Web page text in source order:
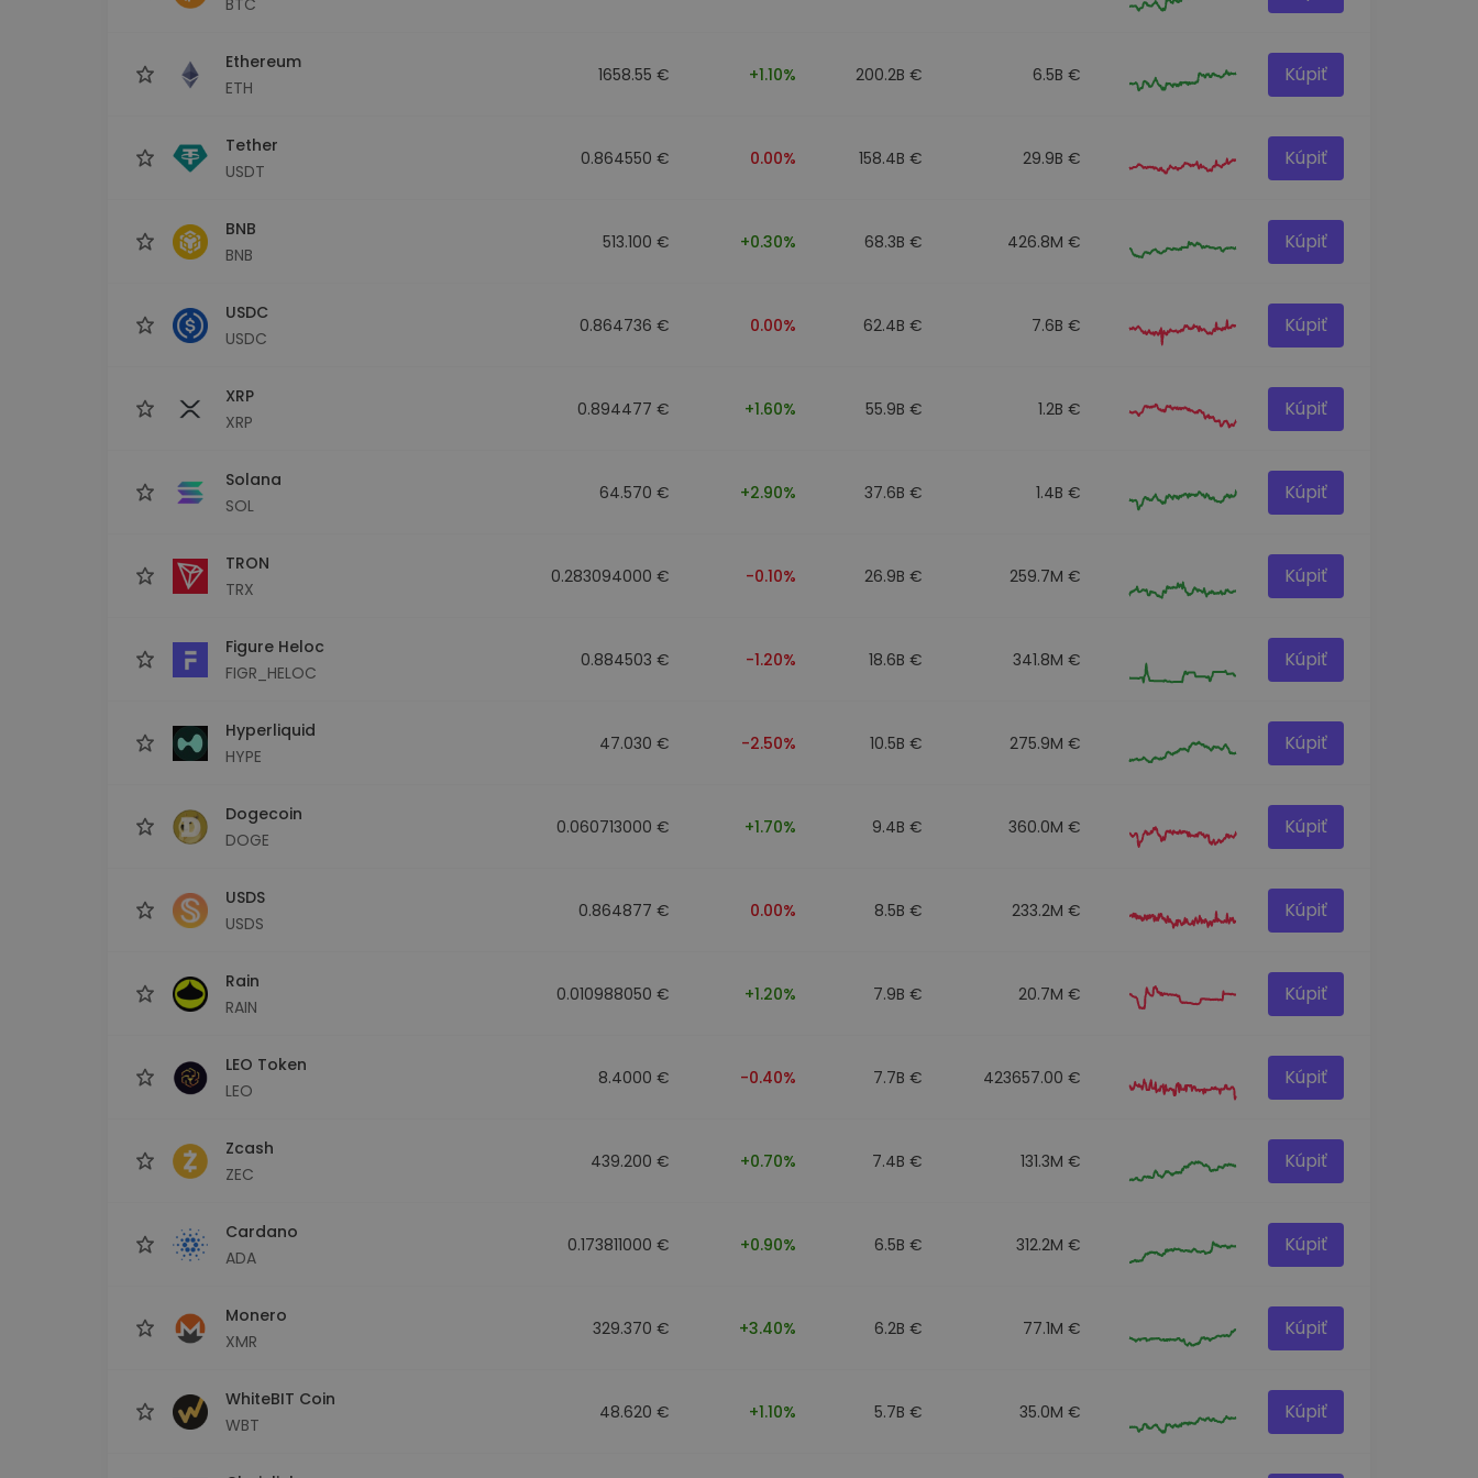
Ethereum
ETH
1658.55 € +1.10% 200.2B € 6.5B € Kúpiť
Tether
USDT
0.864550 € 0.00% 158.4B € 29.9B € Kúpiť
BNB
BNB
513.100 € +0.30% 68.3B € 426.8M € Kúpiť
USDC
USDC
0.864736 € 0.00% 62.4B € 7.6B € Kúpiť
XRP
XRP
0.894477 € +1.60% 55.9B € 1.2B € Kúpiť
Solana
SOL
64.570 € +2.90% 37.6B € 1.4B € Kúpiť
TRON
TRX
0.283094000 € -0.10% 26.9B € 259.7M € Kúpiť
Figure Heloc
FIGR_HELOC
0.884503 € -1.20% 18.6B € 341.8M € Kúpiť
Hyperliquid
HYPE
47.030 € -2.50% 10.5B € 275.9M € Kúpiť
Dogecoin
DOGE
0.060713000 € +1.70% 9.4B € 360.0M € Kúpiť
USDS
USDS
0.864877 € 0.00% 8.5B € 233.2M € Kúpiť
Rain
RAIN
0.010988050 € +1.20% 7.9B € 20.7M € Kúpiť
LEO Token
LEO
8.4000 € -0.40% 7.7B € 423657.00 € Kúpiť
Zcash
ZEC
439.200 € +0.70% 7.4B € 131.3M € Kúpiť
Cardano
ADA
0.173811000 € +0.90% 6.5B € 312.2M € Kúpiť
Monero
XMR
329.370 € +3.40% 6.2B € 77.1M € Kúpiť
WhiteBIT Coin
WBT
48.620 € +1.10% 5.7B € 35.0M € Kúpiť